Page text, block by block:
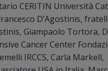
CERITIN Università
D’Agostinis,
Giampaolo Tortora,
Cancer Center
IRCCS, Carla Markell,